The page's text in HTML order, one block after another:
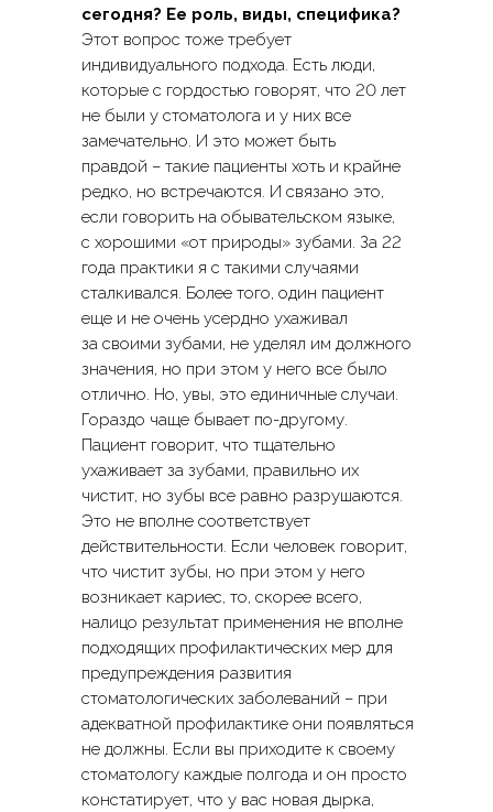
сегодня? Ее роль, виды, специфика?
Этот вопрос тоже требует
индивидуального подхода. Есть люди,
которые с гордостью говорят, что 20 лет
не были у стоматолога и у них все
замечательно. И это может быть
правдой – такие пациенты хоть и крайне
редко, но встречаются. И связано это,
если говорить на обывательском языке,
с хорошими «от природы» зубами. За 22
года практики я с такими случаями
сталкивался. Более того, один пациент
еще и не очень усердно ухаживал
за своими зубами, не уделял им должного
значения, но при этом у него все было
отлично. Но, увы, это единичные случаи.
Гораздо чаще бывает по-другому.
Пациент говорит, что тщательно
ухаживает за зубами, правильно их
чистит, но зубы все равно разрушаются.
Это не вполне соответствует
действительности. Если человек говорит,
что чистит зубы, но при этом у него
возникает кариес, то, скорее всего,
налицо результат применения не вполне
подходящих профилактических мер для
предупреждения развития
стоматологических заболеваний – при
адекватной профилактике они появляться
не должны. Если вы приходите к своему
стоматологу каждые полгода и он просто
констатирует, что у вас новая дырка,
ОЗНАКОМИТЬСЯ
СО СТОИМОСТЬЮ УСЛУГ
ПОДРОБНЕЕ
ОСТАВЬТЕ ЗАЯВКУ
И МЫ СВЯЖЕМСЯ С ВАМИ
Или свяжитесь с нами по телефону или email
info@avroraclinic.ru
Адрес: улица Шаболовка, дом 23, корп.1.